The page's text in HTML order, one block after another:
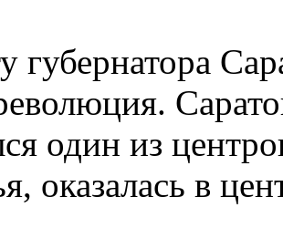
губернатора
один из
оказалась в